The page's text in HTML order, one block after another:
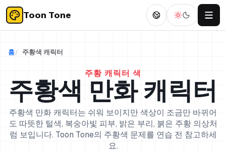
Toon Tone
홈 주황색 캐릭터
주황 캐릭터 색
주황색 만화 캐릭터
주황색 만화 캐릭터는 쉬워 보이지만 색상이 조금만 바뀌어
도 따뜻한 털색, 복숭아빛 피부, 밝은 부리, 붉은 주황 의상처
럼 보입니다. Toon Tone의 주황색 문제를 연습 전 참고하세
요.